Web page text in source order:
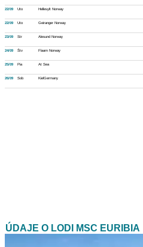
22/09 Uto Hellesylt Norway
22/09 Uto Geiranger Norway
23/09 Str Alesund Norway
24/09 Štv Flaam Norway
25/09 Pia At Sea
26/09 Sob KielGermany
ÚDAJE O LODI MSC EURIBIA